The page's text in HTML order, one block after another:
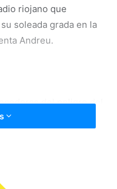
riojano que
soleada grada en la
Andreu.
del peligro del
y no fue hasta el
sentenciaba